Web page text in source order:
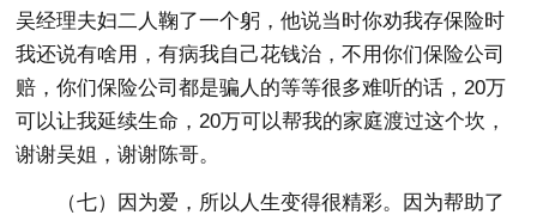
吴经理夫妇二人鞠了一个躬，他说当时你劝我存保险时
我还说有啥用，有病我自己花钱治，不用你们保险公司
赔，你们保险公司都是骗人的等等很多难听的话，20万
可以让我延续生命，20万可以帮我的家庭渡过这个坎，
谢谢吴姐，谢谢陈哥。
（七）因为爱，所以人生变得很精彩。因为帮助了